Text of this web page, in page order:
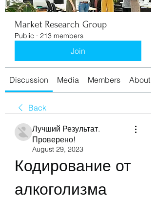
Market Research Group
Public · 213 members
Join
Discussion Media Members About
Back
Лучший Результат.
Проверено!
August 29, 2023
Кодирование от
алкоголизма